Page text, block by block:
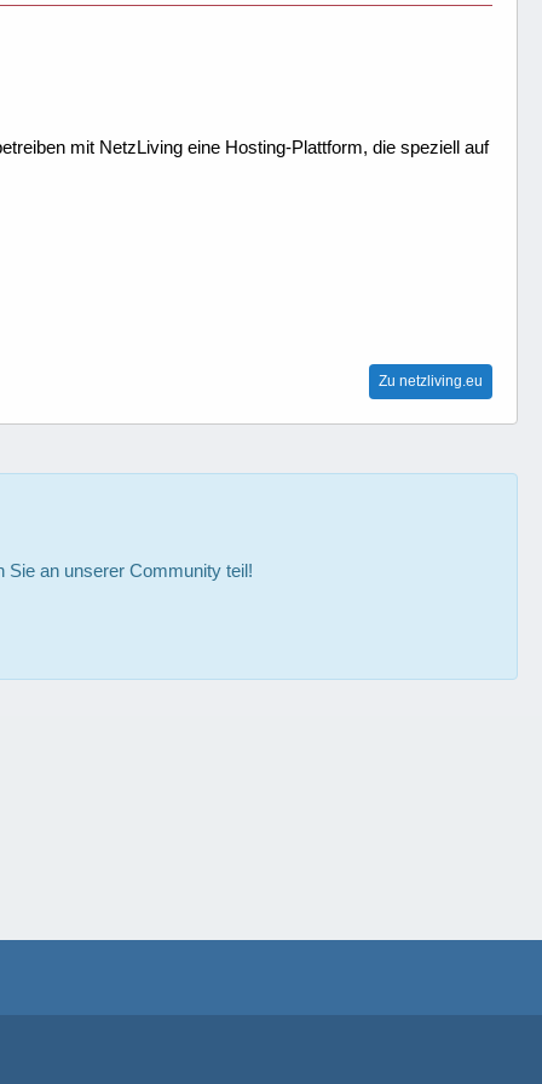
mit NetzLiving eine Hosting-Plattform, die speziell auf
Zu netzliving.eu
Sie an unserer Community teil!